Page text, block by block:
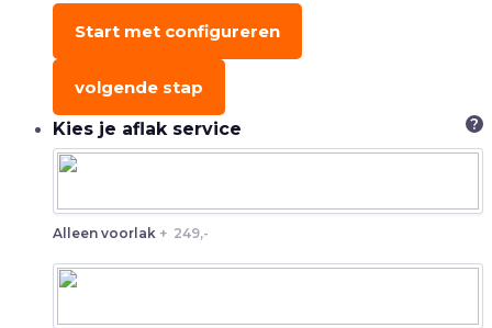
Start met configureren
volgende stap
Kies je aflak service
?
Alleen voorlak + 249,-